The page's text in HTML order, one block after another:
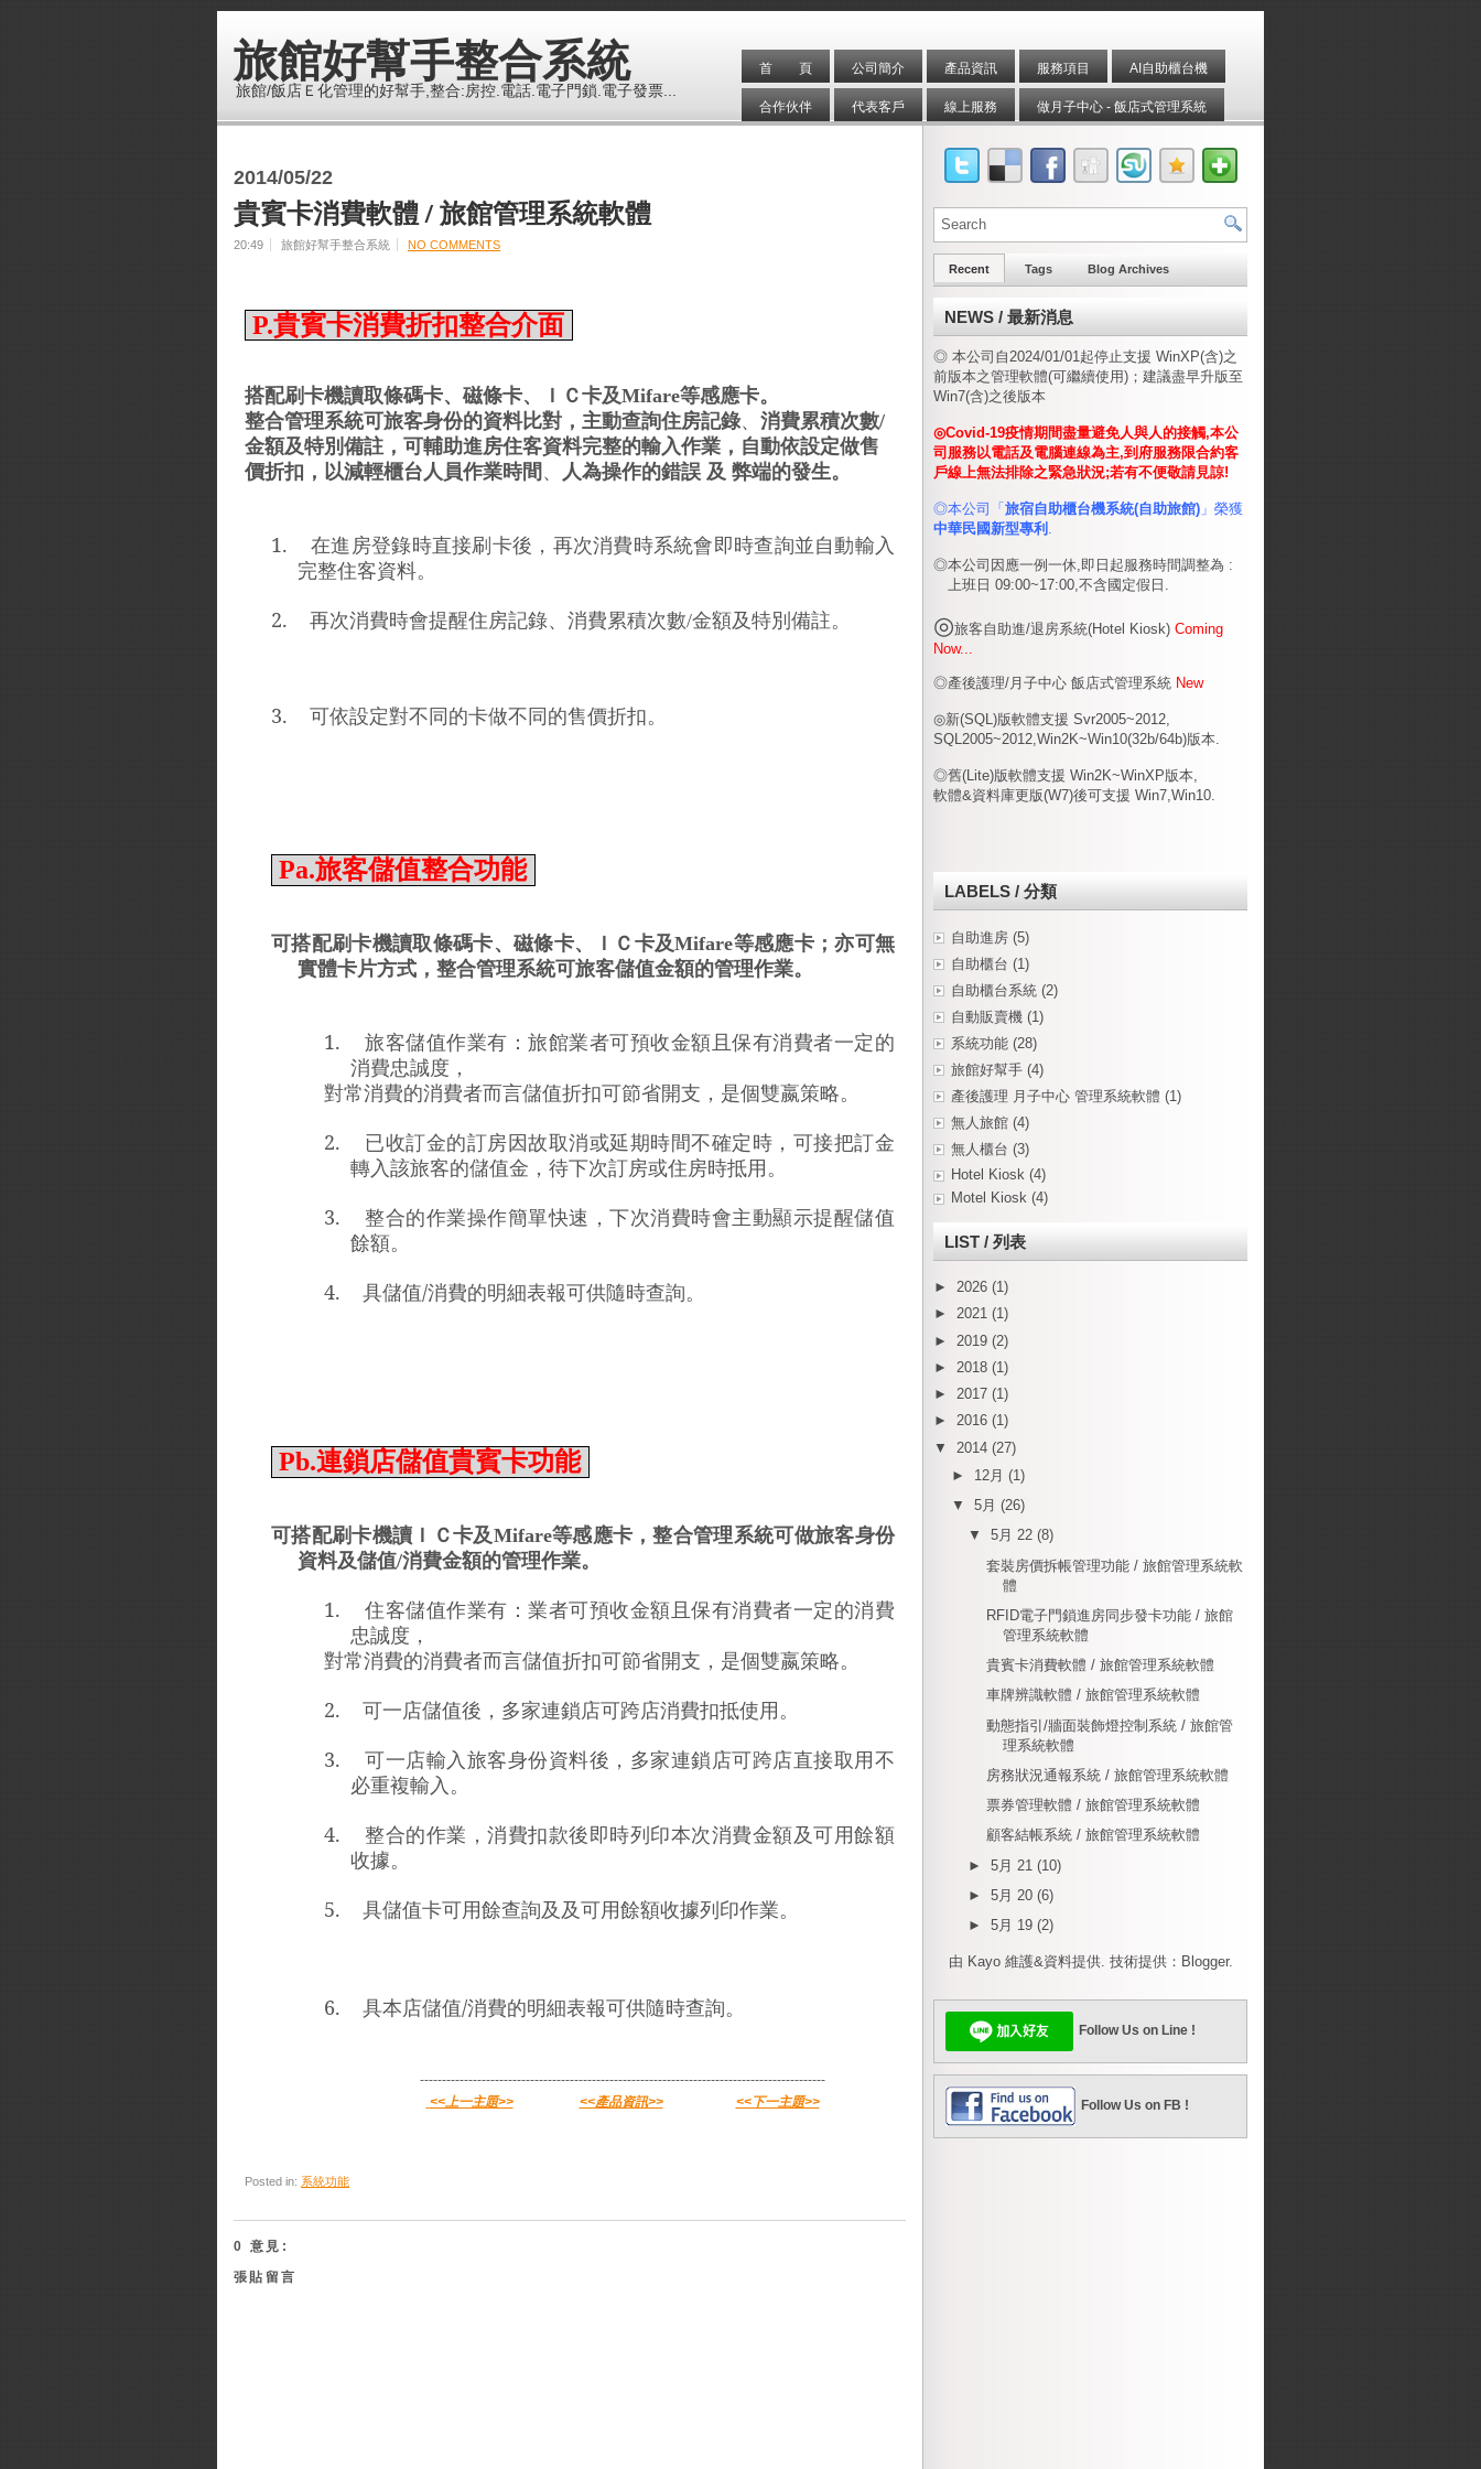
旅館好幫手整合系統
旅館/飯店Ｅ化管理的好幫手,整合:房控.電話.電子門鎖.電子發票...
首 頁 公司簡介 產品資訊 服務項目 AI自助櫃台機
合作伙伴 代表客戶 線上服務 做月子中心 - 飯店式管理系統
2014/05/22
貴賓卡消費軟體 / 旅館管理系統軟體
20:49 旅館好幫手整合系統 NO COMMENTS
P.貴賓卡消費折扣整合介面
搭配刷卡機讀取條碼卡、磁條卡、ＩＣ卡及Mifare等感應卡。
整合管理系統可旅客身份的資料比對，主動查詢住房記錄、 消費累積次數/
金額及特別備註，可輔助進房住客資料完整的輸入作業，自動依設定做售
價折扣，以減輕櫃台人員作業時間、 人為操作的錯誤 及 弊端的發生。
1.
在進房登錄時直接刷卡後，再次消費時系統會即時查詢並自動輸入
完整住客資料。
2.
再次消費時會提醒住房記錄、 消費累積次數/金額及特別備註。
3. 可依設定對不同的卡做不同的售價折扣。
Pa.旅客儲值整合功能
可搭配刷卡機讀取條碼卡、磁條卡、ＩＣ卡及Mifare等感應卡；亦可無
實體卡片方式，整合管理系統可旅客儲值金額的管理作業。
1.
旅客儲值作業有：旅館業者可預收金額且保有消費者一定的
消費忠誠度，
對常消費的消費者而言儲值折扣可節省開支，是個雙嬴策略。
2.
已收訂金的訂房因故取消或延期時間不確定時，可接把訂金
轉入該旅客的儲值金，待下次訂房或住房時抵用。
3.
整合的作業操作簡單快速，下次消費時會主動顯示提醒儲值
餘額。
4.
具儲值/消費的明細表報可供隨時查詢。
Pb.連鎖店儲值貴賓卡功能
可搭配刷卡機讀ＩＣ卡及Mifare等感應卡，整合管理系統可做旅客身份
資料及儲值/消費金額的管理作業。
1.
住客儲值作業有：業者可預收金額且保有消費者一定的消費
忠誠度，
對常消費的消費者而言儲值折扣可節省開支，是個雙嬴策略。
2.
可一店儲值後，多家連鎖店可跨店消費扣抵使用。
3.
可一店輸入旅客身份資料後，多家連鎖店可跨店直接取用不
必重複輸入。
4.
整合的作業，消費扣款後即時列印本次消費金額及可用餘額
收據。
5.
具儲值卡可用餘查詢及及可用餘額收據列印作業。
6. 具本店儲值/消費的明細表報可供隨時查詢。
--------------------------------------------------------------------------------------------
<<上一主題>>
<<產品資訊>> <<下一主題>>
Posted in: 系統功能
0 意見:
張貼留言
Recent Tags Blog Archives
NEWS / 最新消息
◎ 本公司自2024/01/01起停止支援 WinXP(含)之
前版本之管理軟體(可繼續使用)；建議盡早升版至
Win7(含)之後版本
◎Covid-19疫情期間盡量避免人與人的接觸,本公
司服務以電話及電腦連線為主,到府服務限合約客
戶線上無法排除之緊急狀況;若有不便敬請見諒!
◎本公司「 旅宿自助櫃台機系統(自助旅館) 」榮獲
中華民國新型專利 .
◎本公司 因應一例一休,即日起服務時間調整為 :
上班日 09:00~17:00,不含國定假日 .
◎旅客自助進/退房系統(Hotel Kiosk) Coming
Now...
◎產後護理/月子中心 飯店式管理系統 New
◎新(SQL)版軟體支援 Svr2005~2012,
SQL2005~2012,Win2K~Win10(32b/64b)版本.
◎舊(Lite)版軟體支援 Win2K~WinXP版本,
軟體&資料庫更版(W7)後可支援 Win7,Win10.
LABELS / 分類
自助進房 (5)
自助櫃台 (1)
自助櫃台系統 (2)
自動販賣機 (1)
系統功能 (28)
旅館好幫手 (4)
產後護理 月子中心 管理系統軟體 (1)
無人旅館 (4)
無人櫃台 (3)
Hotel Kiosk (4)
Motel Kiosk (4)
LIST / 列表
► 2026 (1)
► 2021 (1)
► 2019 (2)
► 2018 (1)
► 2017 (1)
► 2016 (1)
▼ 2014 (27)
► 12月 (1)
▼ 5月 (26)
▼5月 22(8)
套裝房價拆帳管理功能 / 旅館管理系統軟
體
RFID電子門鎖進房同步發卡功能 / 旅館
管理系統軟體
貴賓卡消費軟體 / 旅館管理系統軟體
車牌辨識軟體 / 旅館管理系統軟體
動態指引/牆面裝飾燈控制系統 / 旅館管
理系統軟體
房務狀況通報系統 / 旅館管理系統軟體
票券管理軟體 / 旅館管理系統軟體
顧客結帳系統 / 旅館管理系統軟體
►5月 21(10)
►5月 20(6)
►5月 19(2)
由 Kayo 維護&資料提供. 技術提供： Blogger.
Follow Us on Line !
Follow Us on FB !